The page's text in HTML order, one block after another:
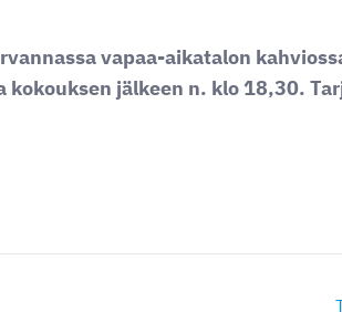
vapaa-aikatalon
kokouksen jälkeen n. klo 18,30.